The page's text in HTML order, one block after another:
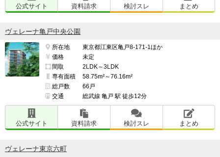
公式サイト 資料請求 検討スレ まとめ
ヴェレーナ亀戸中央公園
所在地
東京都江東区亀戸8-171-1ほか
価格
未定
間取
2LDK～3LDK
専有面積
58.75m²～76.16m²
総戸数
66戸
交通
総武線 亀戸 駅 徒歩12分
公式サイト 資料請求 検討スレ まとめ
ヴェレーナ東京六町